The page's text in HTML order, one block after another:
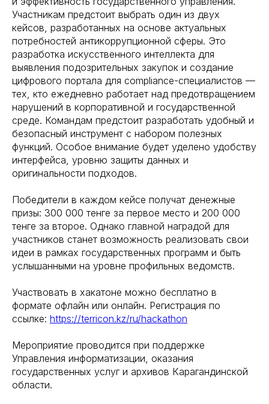
Участникам предстоит выбрать один из двух
кейсов, разработанных на основе актуальных
потребностей антикоррупционной сферы. Это
разработка искусственного интеллекта для
выявления подозрительных закупок и создание
цифрового портала для compliance-специалистов —
тех, кто ежедневно работает над предотвращением
нарушений в корпоративной и государственной
среде. Командам предстоит разработать удобный и
безопасный инструмент с набором полезных
функций. Особое внимание будет уделено удобству
интерфейса, уровню защиты данных и
оригинальности подходов.
Победители в каждом кейсе получат денежные
призы: 300 000 тенге за первое место и 200 000
тенге за второе. Однако главной наградой для
участников станет возможность реализовать свои
идеи в рамках государственных программ и быть
услышанными на уровне профильных ведомств.
Участвовать в хакатоне можно бесплатно в
формате офлайн или онлайн. Регистрация по
ссылке: https://terricon.kz/ru/hackathon
Мероприятие проводится при поддержке
Управления информатизации, оказания
государственных услуг и архивов Карагандинской
области.